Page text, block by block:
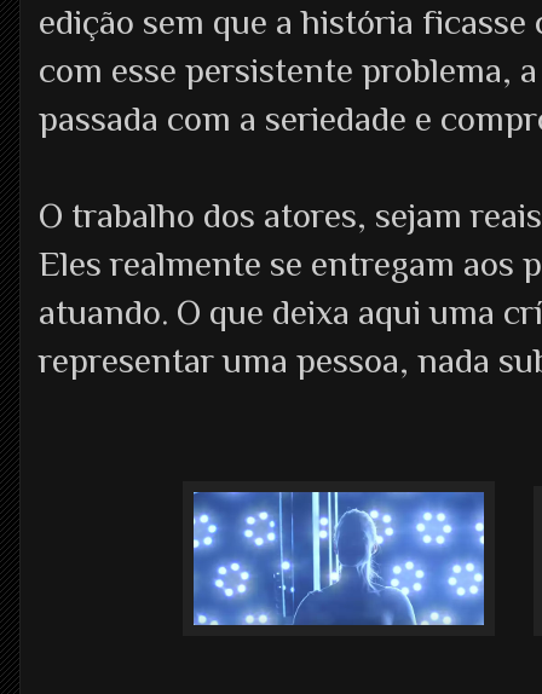
edição sem que a história
com esse persistente problema,
passada com a seriedade e
O trabalho dos atores, sejam
Eles realmente se entregam aos
atuando. O que deixa aqui uma
representar uma pessoa, nada